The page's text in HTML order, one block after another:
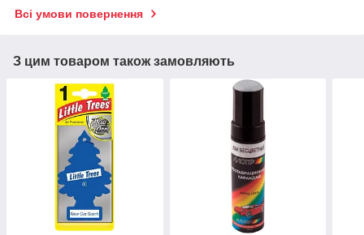
Всі умови повернення
З цим товаром також замовляють